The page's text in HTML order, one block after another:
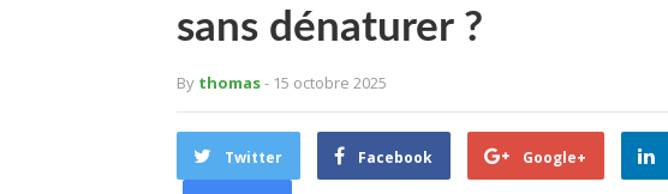
sans dénaturer ?
By thomas- 15 octobre 2025
Twitter Facebook Google+